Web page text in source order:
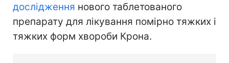
дослідження нового таблетованого
препарату для лікування помірно тяжких і
тяжких форм хвороби Крона.